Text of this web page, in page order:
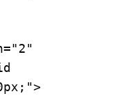
= "2"
>